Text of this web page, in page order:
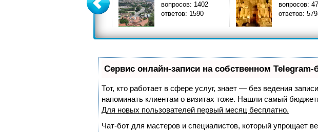
вопросов: 2828
вопросов: 1402
ответов: 1590
вопросов:
ответов:
Решенные вопросы!
Сервис онлайн-записи на собственном Telegram-
Тот, кто работает в сфере услуг, знает — без ведения
напоминать клиентам о визитах тоже. Нашли самый
Для новых пользователей первый месяц бесплатно.
Чат-бот для мастеров и специалистов, который упрощает